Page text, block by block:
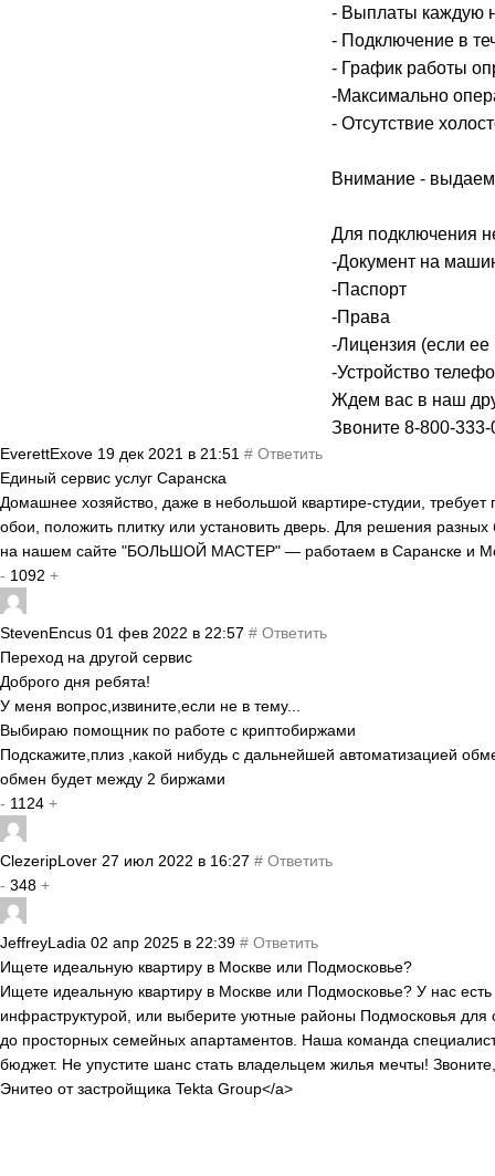
- Выплаты каждую
- Подключение в
- График работы
-Максимально
- Отсутствие
Внимание -
Для подключения
-Документ на
-Паспорт
-Права
-Лицензия (если
-Устройство
Ждем вас в наш
Звоните 8-800-333-
EverettExove 19 дек 2021 в 21:51 # Ответить
Единый сервис услуг Саранска
Домашнее хозяйство, даже в небольшой квартире-студии, требует
обои, положить плитку или установить дверь. Для решения
на нашем сайте "БОЛЬШОЙ МАСТЕР" — работаем в Саранске и
- 1092 +
StevenEncus 01 фев 2022 в 22:57 # Ответить
Переход на другой сервис
Доброго дня ребята!
У меня вопрос,извините,если не в тему...
Выбираю помощник по работе с криптобиржами
Подскажите,плиз ,какой нибудь с дальнейшей автоматизацией
обмен будет между 2 биржами
- 1124 +
ClezeripLover 27 июл 2022 в 16:27 # Ответить
- 348 +
JeffreyLadia 02 апр 2025 в 22:39 # Ответить
Ищете идеальную квартиру в Москве или Подмосковье?
Ищете идеальную квартиру в Москве или Подмосковье? У нас
инфраструктурой, или выберите уютные районы Подмосковья
до просторных семейных апартаментов. Наша команда
бюджет. Не упустите шанс стать владельцем жилья мечты!
Энитео от застройщика Tekta Group</a>